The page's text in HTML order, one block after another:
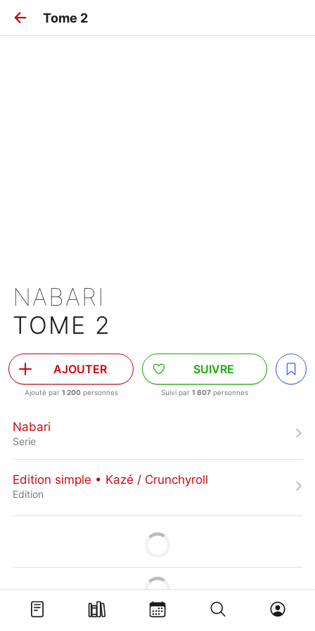
Tome 2
NABARI
TOME 2
AJOUTER
Ajouté par 1 200personnes
SUIVRE
Suivi par 1 607 personnes
Nabari
Serie
Edition simple • Kazé / Crunchyroll
Edition